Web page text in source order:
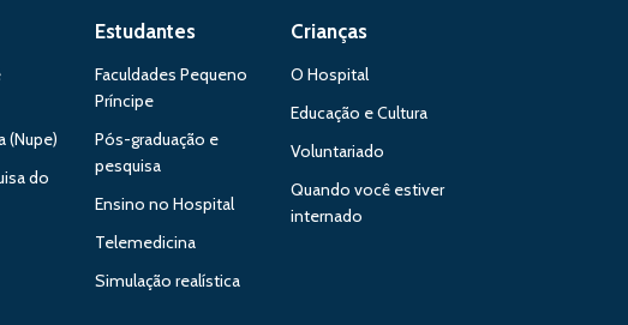
(Nupe)
do
Estudantes
Faculdades Pequeno
Príncipe
Pós-graduação e
pesquisa
Ensino no Hospital
Telemedicina
Simulação realística
Crianças
O Hospital
Educação e Cultura
Voluntariado
Quando você estiver
internado